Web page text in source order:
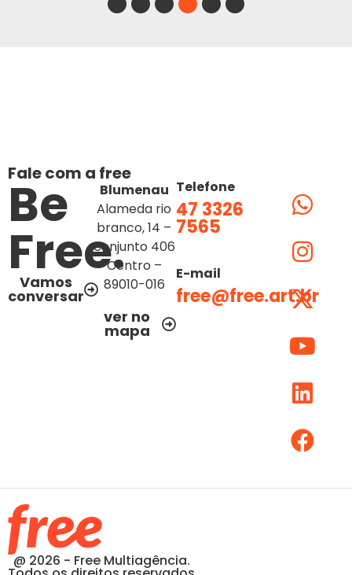
Fale com a free
Be
Free.
Vamos
conversar
Blumenau
Alameda rio
branco, 14 –
conjunto 406
Centro –
89010-016
ver no
mapa
Telefone
47 3326
7565
E-mail
free@free.art.br
@ 2026 - Free Multiagência.